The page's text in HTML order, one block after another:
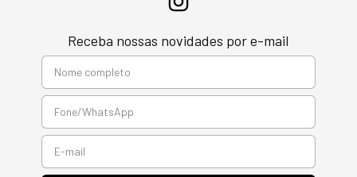
Receba nossas novidades por e-mail